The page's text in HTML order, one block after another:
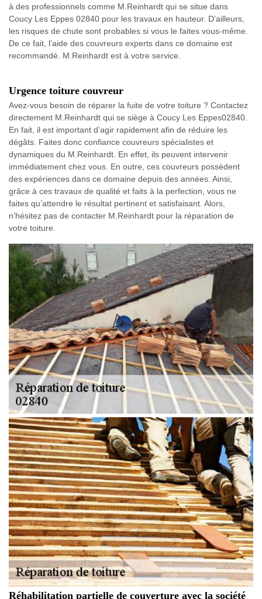
à des professionnels comme M.Reinhardt qui se situe dans
Coucy Les Eppes 02840 pour les travaux en hauteur. D’ailleurs,
les risques de chute sont probables si vous le faites vous-même.
De ce fait, l’aide des couvreurs experts dans ce domaine est
recommandé. M.Reinhardt est à votre service.
Urgence toiture couvreur
Avez-vous besoin de réparer la fuite de votre toiture ? Contactez
directement M.Reinhardt qui se siège à Coucy Les Eppes02840.
En fait, il est important d’agir rapidement afin de réduire les
dégâts. Faites donc confiance couvreurs spécialistes et
dynamiques du M.Reinhardt. En effet, ils peuvent intervenir
immédiatement chez vous. En outre, ces couvreurs possèdent
des expériences dans ce domaine depuis des années. Ainsi,
grâce à ces travaux de qualité et faits à la perfection, vous ne
faites qu’attendre le résultat pertinent et satisfaisant. Alors,
n’hésitez pas de contacter M.Reinhardt pour la réparation de
votre toiture.
Réhabilitation partielle de couverture avec la société